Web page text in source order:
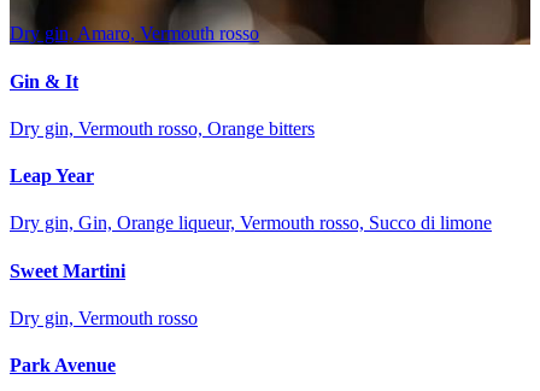
Dry gin, Amaro, Vermouth rosso
Gin & It
Dry gin, Vermouth rosso, Orange bitters
Leap Year
Dry gin, Gin, Orange liqueur, Vermouth rosso, Succo di limone
Sweet Martini
Dry gin, Vermouth rosso
Park Avenue